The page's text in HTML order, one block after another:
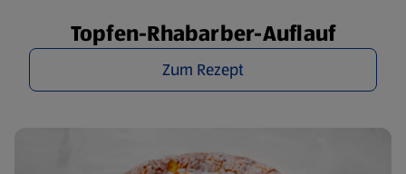
Topfen-Rhabarber-Auflauf
Zum Rezept